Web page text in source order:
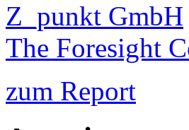
Z_punkt GmbH
The Foresight
zum Report